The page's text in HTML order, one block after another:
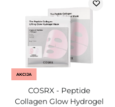
AKCIJA
COSRX - Peptide
Collagen Glow Hydrogel